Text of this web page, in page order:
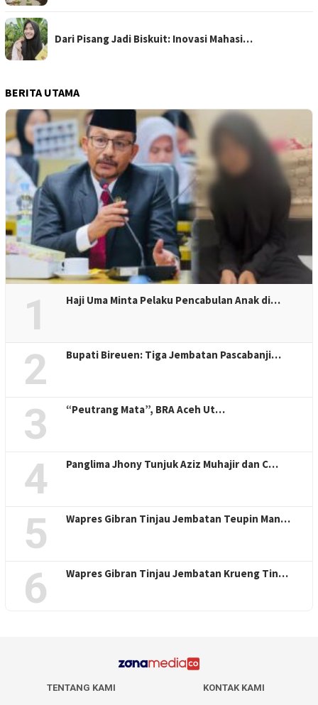
Dari Pisang Jadi Biskuit: Inovasi Mahasi…
BERITA UTAMA
1 Haji Uma Minta Pelaku Pencabulan Anak di…
2 Bupati Bireuen: Tiga Jembatan Pascabanji…
3 “Peutrang Mata”, BRA Aceh Ut…
4 Panglima Jhony Tunjuk Aziz Muhajir dan C…
5 Wapres Gibran Tinjau Jembatan Teupin Man…
6 Wapres Gibran Tinjau Jembatan Krueng Tin…
TENTANG KAMI
KONTAK KAMI